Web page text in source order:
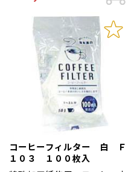
コーヒーフィルター 白 Ｆ
１０３ １００枚入